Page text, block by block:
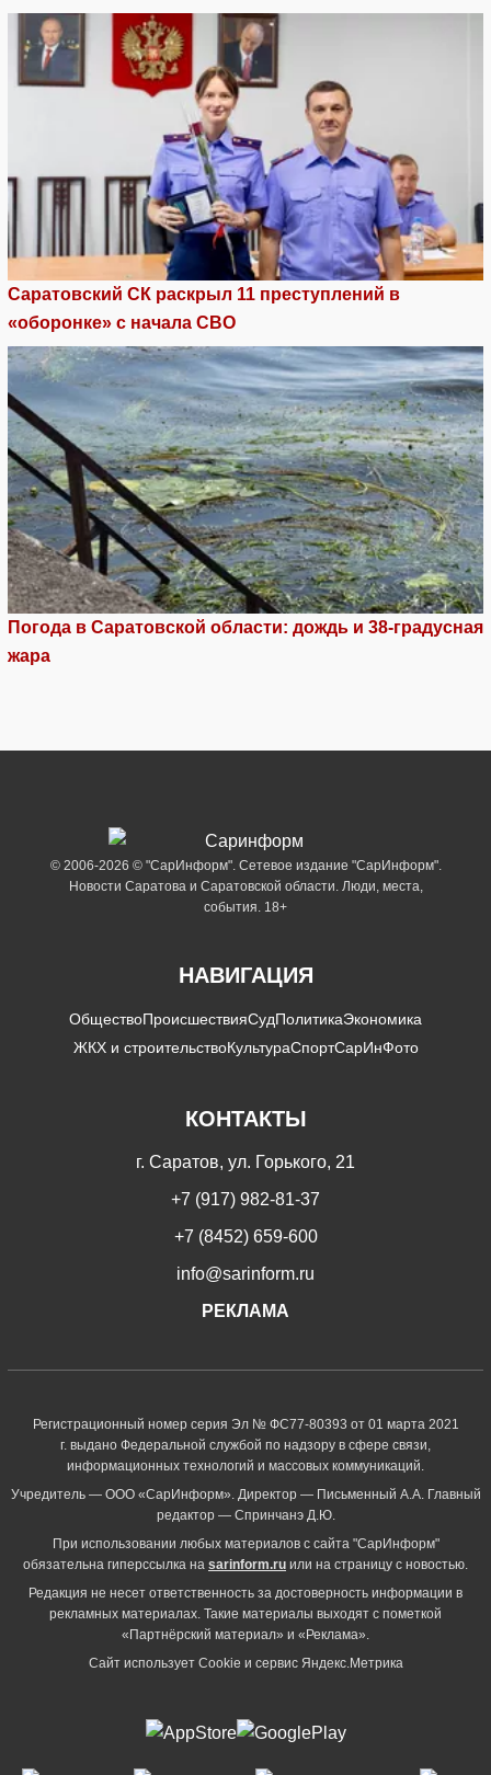
Саратовский СК раскрыл 11 преступлений в
«оборонке» с начала СВО
Погода в Саратовской области: дождь и 38-градусная
жара
© 2006-2026 © "СарИнформ". Сетевое издание "СарИнформ".
Новости Саратова и Саратовской области. Люди, места,
события. 18+
НАВИГАЦИЯ
ОбществоПроисшествияСудПолитикаЭкономика
ЖКХ и строительствоКультураСпортСарИнФото
КОНТАКТЫ
г. Саратов, ул. Горького, 21
+7 (917) 982-81-37
+7 (8452) 659-600
info@sarinform.ru
РЕКЛАМА
Регистрационный номер серия Эл № ФС77-80393 от 01 марта 2021
г. выдано Федеральной службой по надзору в сфере связи,
информационных технологий и массовых коммуникаций.
Учредитель — ООО «СарИнформ». Директор — Письменный А.А. Главный
редактор — Спринчанэ Д.Ю.
При использовании любых материалов с сайта "СарИнформ"
обязательна гиперссылка на sarinform.ru или на страницу с новостью.
Редакция не несет ответственность за достоверность информации в
рекламных материалах. Такие материалы выходят с пометкой
«Партнёрский материал» и «Реклама».
Сайт использует Cookie и сервиc Яндекс.Метрика